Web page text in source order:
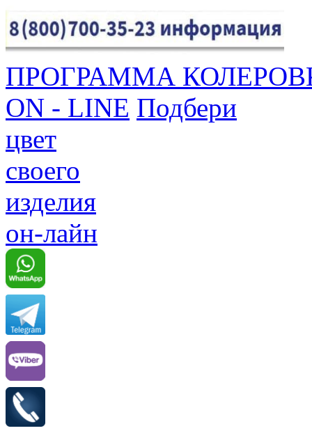
ПРОГРАММА
ON - LINE Подбери
цвет
своего
изделия
он-лайн